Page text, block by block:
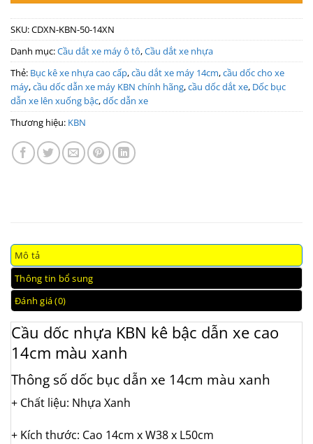
SKU:CDXN-KBN-50-14XN
Danh mục:Cầu dắt xe máy ô tô,Cầu dắt xe nhựa
Thẻ: Bục kê xe nhựa cao cấp,cầu dắt xe máy 14cm,cầu dốc cho xe
máy,cầu dốc dẫn xe máy KBN chính hãng,cầu dốc dắt xe, Dốc bục
dẫn xe lên xuống bậc,dốc dẫn xe
Thương hiệu: KBN
Mô tả
Thông tin bổ sung
Đánh giá (0)
Cầu dốc nhựa KBN kê bậc dẫn xe cao
14cm màu xanh
Thông số dốc bục dẫn xe 14cm màu xanh
+ Chất liệu: Nhựa Xanh
+ Kích thước: Cao 14cm x W38 x L50cm